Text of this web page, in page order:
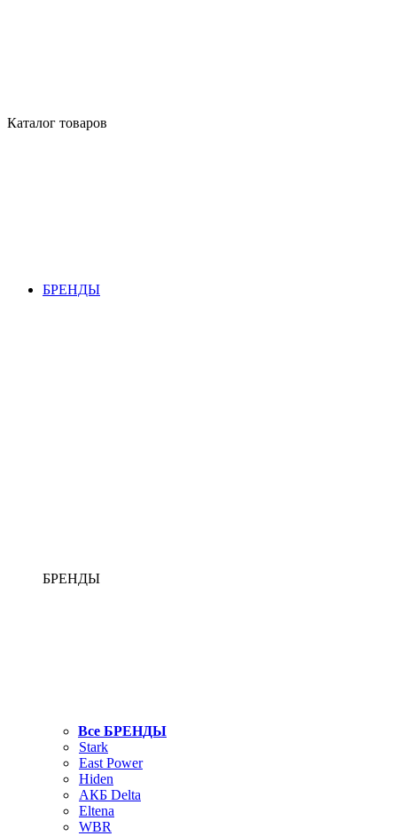
Каталог товаров
БРЕНДЫ
БРЕНДЫ
Все БРЕНДЫ
Stark
East Power
Hiden
АКБ Delta
Eltena
WBR